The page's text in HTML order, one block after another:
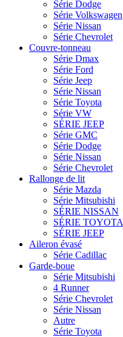
Série Dodge
Série Volkswagen
Série Nissan
Série Chevrolet
Couvre-tonneau
Série Dmax
Série Ford
Série Jeep
Série Nissan
Série Toyota
Série VW
SÉRIE JEEP
Série GMC
Série Dodge
Série Nissan
Série Chevrolet
Rallonge de lit
Série Mazda
Série Mitsubishi
SÉRIE NISSAN
SÉRIE TOYOTA
SÉRIE JEEP
Aileron évasé
Série Cadillac
Garde-boue
Série Mitsubishi
4 Runner
Série Chevrolet
Série Nissan
Autre
Série Toyota